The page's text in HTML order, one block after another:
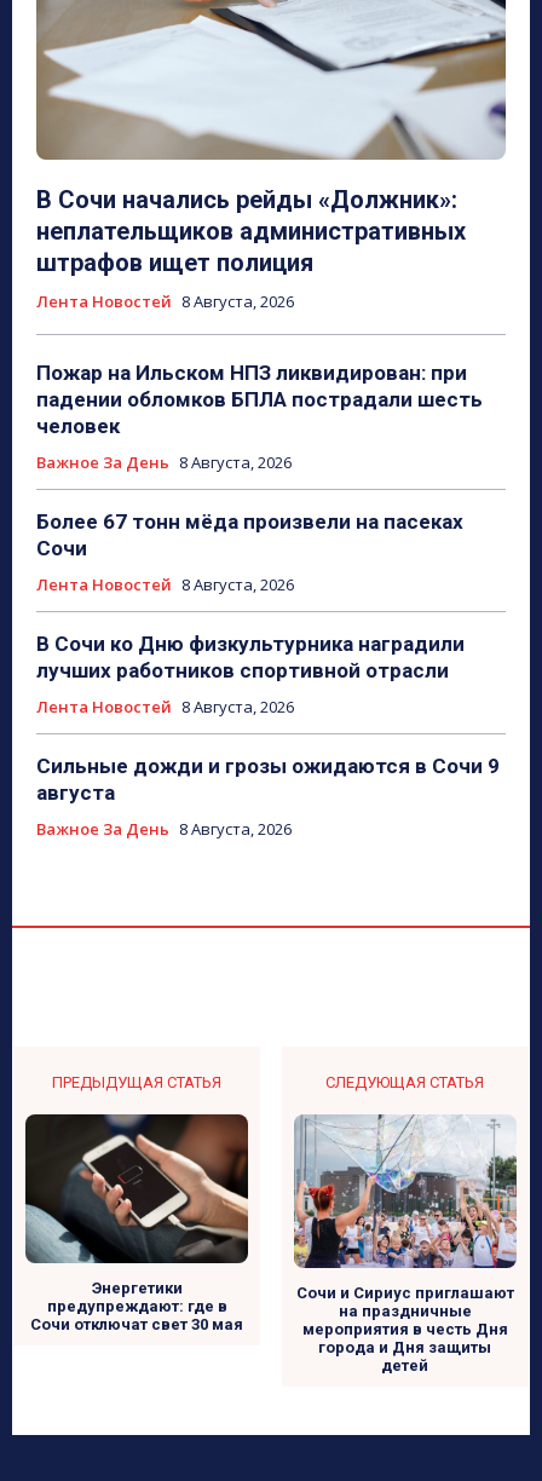
В Сочи начались рейды «Должник»:
неплательщиков административных
штрафов ищет полиция
Лента Новостей 8 Августа, 2026
Пожар на Ильском НПЗ ликвидирован: при
падении обломков БПЛА пострадали шесть
человек
Важное За День 8 Августа, 2026
Более 67 тонн мёда произвели на пасеках
Сочи
Лента Новостей 8 Августа, 2026
В Сочи ко Дню физкультурника наградили
лучших работников спортивной отрасли
Лента Новостей 8 Августа, 2026
Сильные дожди и грозы ожидаются в Сочи 9
августа
Важное За День 8 Августа, 2026
ПРЕДЫДУЩАЯ СТАТЬЯ
Энергетики
предупреждают: где в
Сочи отключат свет 30 мая
СЛЕДУЮЩАЯ СТАТЬЯ
Сочи и Сириус приглашают
на праздничные
мероприятия в честь Дня
города и Дня защиты
детей